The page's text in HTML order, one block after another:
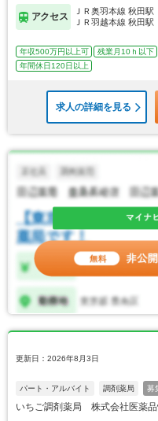
アクセス
ＪＲ奥羽本線 秋田駅
ＪＲ羽越本線 秋田駅
年収500万円以上可 残業月10ｈ以下
年間休日120日以上
求人の詳細を見る
更新日：2026年8月3日
パート・アルバイト 調剤薬局 募
いちご調剤薬局 株式会社医薬品